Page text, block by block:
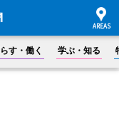
す・働く 学ぶ・知る